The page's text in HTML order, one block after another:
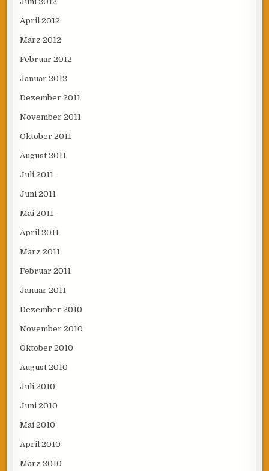
April 2012
März 2012
Februar 2012
Januar 2012
Dezember 2011
November 2011
Oktober 2011
August 2011
Juli 2011
Juni 2011
Mai 2011
April 2011
März 2011
Februar 2011
Januar 2011
Dezember 2010
November 2010
Oktober 2010
August 2010
Juli 2010
Juni 2010
Mai 2010
April 2010
März 2010